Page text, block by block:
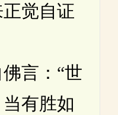
觉自证
言：“世
有胜如